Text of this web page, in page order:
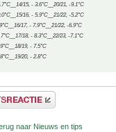
15, - 3.6°C__20/21, -9.1°C
16, - 5.9°C__21/22, -5.2°C
17, - 7.9°C__21/22, -6.9°C
18, - 8.3°C__22/23, -7.1°C
19, - 7.5°C
20, - 2.8°C
reactie
naar Nieuws en tips